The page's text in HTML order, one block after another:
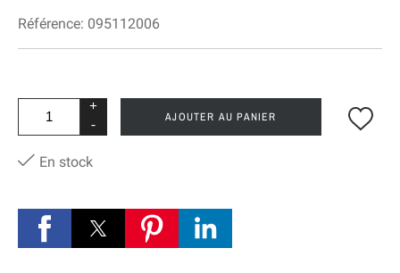
Référence: 095112006
+
-
AJOUTER AU PANIER
En stock